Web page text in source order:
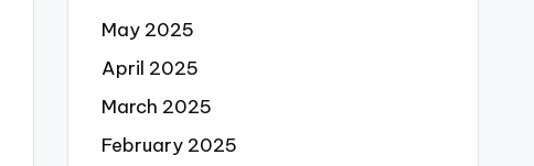
May 2025
April 2025
March 2025
February 2025